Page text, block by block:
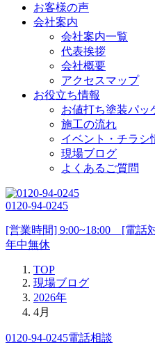
お客様の声
会社案内
会社案内一覧
代表挨拶
会社概要
アクセスマップ
お役立ち情報
お値打ち塗装パッ
施工の流れ
イベント・チラシ
現場ブログ
よくあるご質問
0120-94-0245
[営業時間] 9:00~18:00 [電
年中無休
TOP
現場ブログ
2026年
4月
0120-94-0245電話相談